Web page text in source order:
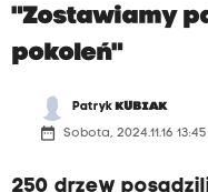
"Zostawiamy
pokoleń"
Patryk KUBIAK
date_range Sobota, 2024.11.16 13:45
250 drzew